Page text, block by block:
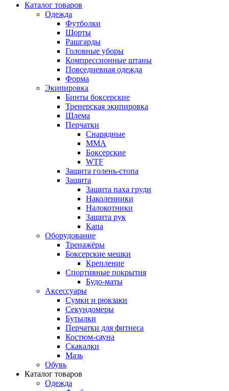
Каталог товаров
Одежда
Футболки
Шорты
Рашгарды
Головные уборы
Компрессионные штаны
Повседневная одежда
Форма
Экипировка
Бинты боксерские
Тренерская экипировка
Шлема
Перчатки
Снарядные
ММА
Боксерские
WTF
Защита голень-стопа
Защита
Защита паха груди
Наколенники
Налокотники
Защита рук
Капа
Оборудование
Тренажёры
Боксерские мешки
Крепление
Спортивные покрытия
Будо-маты
Аксессуары
Сумки и рюкзаки
Секундомеры
Бутылки
Перчатки для фитнеса
Костюм-сауна
Скакалки
Мазь
Обувь
Каталог товаров
Одежда